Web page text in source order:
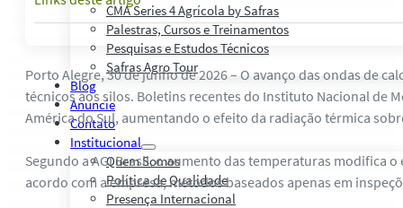
CMA Series 4 Agrícola by Safras
Palestras, Cursos e Treinamentos
Pesquisas e Estudos Técnicos
Safras Agro Tour
Blog
Anuncie
Contato
Institucional
Quem Somos
Política de Qualidade
Presença Internacional
Porto Alegre, 30 de junho de 2026 – O avanço das ondas de
técnicos aos silos. Boletins recentes do Instituto Nacional de
América do Sul, aumentando o efeito da radiação térmica
Segundo a AGI Brasil, o aumento das temperaturas modifica
acordo com a empresa, métodos baseados apenas em